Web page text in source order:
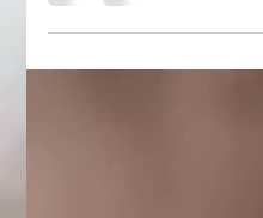
Det händer något i världen
kroppen innan det syns i
som en motpol till det
plats i andligheten — trots